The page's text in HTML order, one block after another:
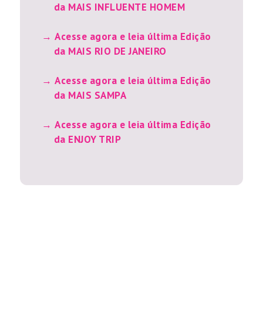
da MAIS INFLUENTE HOMEM
Acesse agora e leia última Edição
da MAIS RIO DE JANEIRO
Acesse agora e leia última Edição
da MAIS SAMPA
Acesse agora e leia última Edição
da ENJOY TRIP